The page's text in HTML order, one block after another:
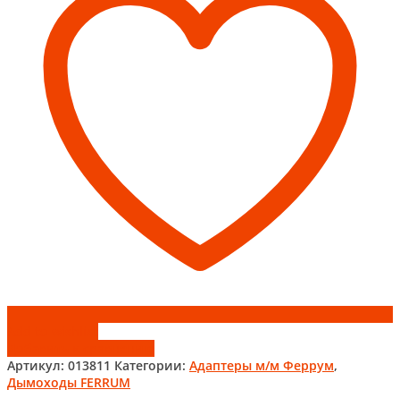
Артикул: 013811 Категории: Адаптеры м/м Феррум,
Дымоходы FERRUM